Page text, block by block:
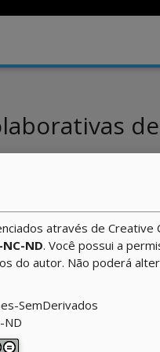
através de Creative
ND. Você possui a
do autor. Não poderá
SemDerivados
ND
gerenciar bem
presenciais?
Procure sempre ir
ações favorecem não